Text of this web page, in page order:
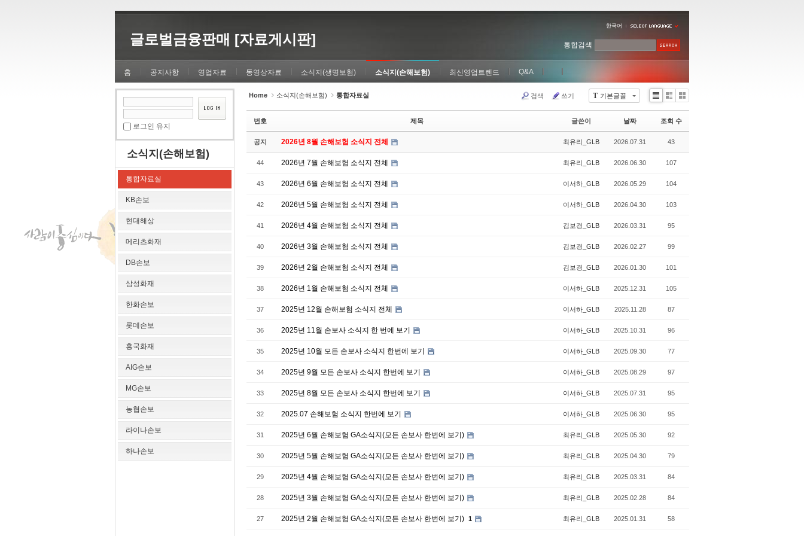
글로벌금융판매 [자료게시판]
한국어
홈 공지사항 영업자료 동영상자료 소식지(생명보험) 소식지(손해보험) 최신영업트렌드 Q&A
통합검색
로그인 유지
소식지(손해보험)
통합자료실
KB손보
현대해상
메리츠화재
DB손보
삼성화재
한화손보
롯데손보
흥국화재
AIG손보
MG손보
농협손보
라이나손보
하나손보
Home 소식지(손해보험) 통합자료실 T 기본글꼴
검색 쓰기
Li
Zi
e
G
le
번호 제목 글쓴이 날짜 조회 수
공지 2026년 8월 손해보험 소식지 전체 최유리_GLB 2026.07.31 43
44 2026년 7월 손해보험 소식지 전체 최유리_GLB 2026.06.30 107
43 2026년 6월 손해보험 소식지 전체 이서하_GLB 2026.05.29 104
42 2026년 5월 손해보험 소식지 전체 이서하_GLB 2026.04.30 103
41 2026년 4월 손해보험 소식지 전체 김보경_GLB 2026.03.31 95
40 2026년 3월 손해보험 소식지 전체 김보경_GLB 2026.02.27 99
39 2026년 2월 손해보험 소식지 전체 김보경_GLB 2026.01.30 101
38 2026년 1월 손해보험 소식지 전체 이서하_GLB 2025.12.31 105
37 2025년 12월 손해보험 소식지 전체 이서하_GLB 2025.11.28 87
36 2025년 11월 손보사 소식지 한 번에 보기 이서하_GLB 2025.10.31 96
35 2025년 10월 모든 손보사 소식지 한번에 보기 이서하_GLB 2025.09.30 77
34 2025년 9월 모든 손보사 소식지 한번에 보기 이서하_GLB 2025.08.29 97
33 2025년 8월 모든 손보사 소식지 한번에 보기 이서하_GLB 2025.07.31 95
32 2025.07 손해보험 소식지 한번에 보기 이서하_GLB 2025.06.30 95
31 2025년 6월 손해보험 GA소식지(모든 손보사 한번에 보기) 최유리_GLB 2025.05.30 92
30 2025년 5월 손해보험 GA소식지(모든 손보사 한번에 보기) 최유리_GLB 2025.04.30 79
29 2025년 4월 손해보험 GA소식지(모든 손보사 한번에 보기) 최유리_GLB 2025.03.31 84
28 2025년 3월 손해보험 GA소식지(모든 손보사 한번에 보기) 최유리_GLB 2025.02.28 84
27 2025년 2월 손해보험 GA소식지(모든 손보사 한번에 보기) 1 최유리_GLB 2025.01.31 58
Sketchbook5, 스케치북5
Sketchbook5, 스케치북5
Sketchbook5, 스케치북5
Sketchbook5, 스케치북5